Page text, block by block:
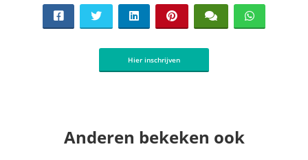
Hier inschrijven
Anderen bekeken ook